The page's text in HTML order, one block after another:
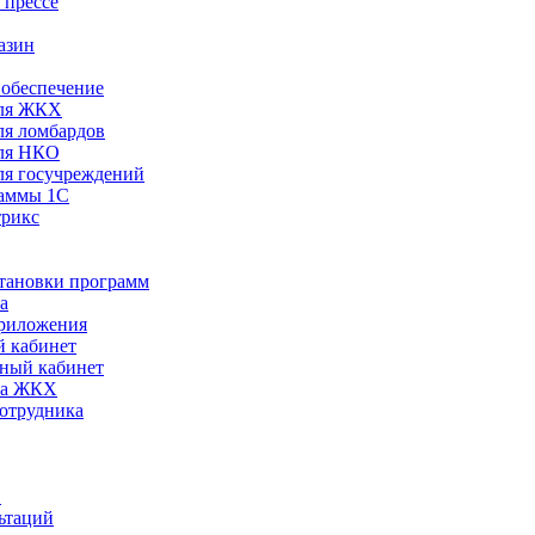
ЖКХ
ломбардов
НКО
госучреждений
1С
программ
кабинет
ЖКХ